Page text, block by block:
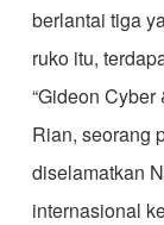
berlantai tiga
ruko itu,
“Gideon Cyber
Rian, seorang
diselamatkan
internasional